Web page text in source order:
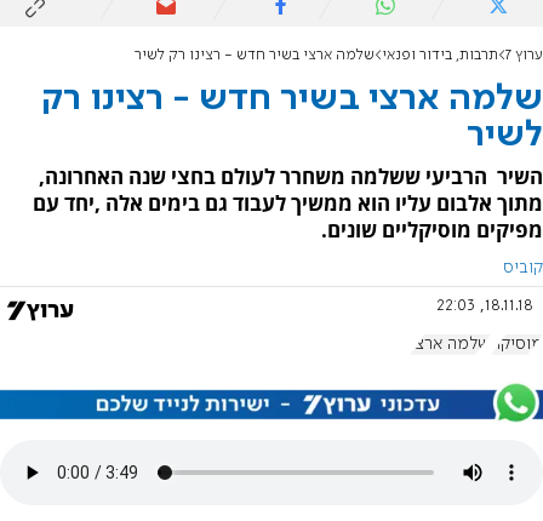
ערוץ 7 תרבות, בידור ופנאי שלמה ארצי בשיר חדש - רצינו רק לשיר
שלמה ארצי בשיר חדש - רצינו רק
לשיר
השיר הרביעי ששלמה משחרר לעולם בחצי שנה האחרונה,
מתוך אלבום עליו הוא ממשיך לעבוד גם בימים אלה ,יחד עם
מפיקים מוסיקליים שונים.
קוביס
18.11.18, 22:03
מוסיקה שלמה ארצי